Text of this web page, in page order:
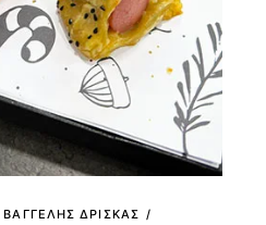
ΒΑΓΓΕΛΗΣ ΔΡΙΣΚΑΣ